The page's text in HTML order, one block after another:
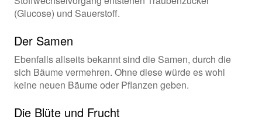
(Glucose) und Sauerstoff.
Der Samen
Ebenfalls allseits bekannt sind die Samen, durch die
sich Bäume vermehren. Ohne diese würde es wohl
keine neuen Bäume oder Pflanzen geben.
Die Blüte und Frucht